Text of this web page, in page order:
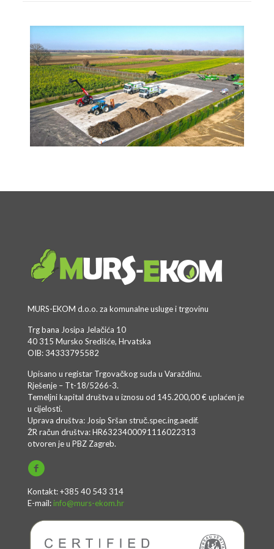
MURS-EKOM d.o.o. za komunalne usluge i trgovinu
Trg bana Josipa Jelačića 10
40 315 Mursko Središće, Hrvatska
OIB: 34333795582
Upisano u registar Trgovačkog suda u Varaždinu.
Rješenje – Tt-18/5266-3.
Temeljni kapital društva u iznosu od 145.200,00 € uplaćen je
u cijelosti.
Uprava društva: Josip Sršan struč.spec.ing.aedif.
ŽR račun društva: HR6323400091116022313
otvoren je u PBZ Zagreb.
Kontakt: +385 40 543 314
E-mail: info@murs-ekom.hr